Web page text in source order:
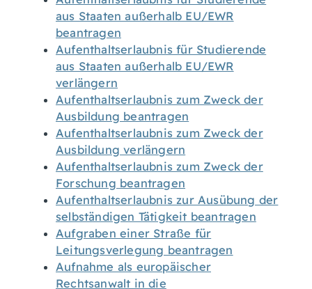
aus Staaten außerhalb EU/EWR
beantragen
Aufenthaltserlaubnis für Studierende
aus Staaten außerhalb EU/EWR
verlängern
Aufenthaltserlaubnis zum Zweck der
Ausbildung beantragen
Aufenthaltserlaubnis zum Zweck der
Ausbildung verlängern
Aufenthaltserlaubnis zum Zweck der
Forschung beantragen
Aufenthaltserlaubnis zur Ausübung der
selbständigen Tätigkeit beantragen
Aufgraben einer Straße für
Leitungsverlegung beantragen
Aufnahme als europäischer
Rechtsanwalt in die